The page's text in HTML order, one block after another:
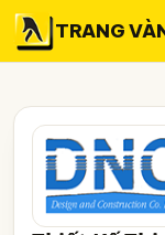
TRANG